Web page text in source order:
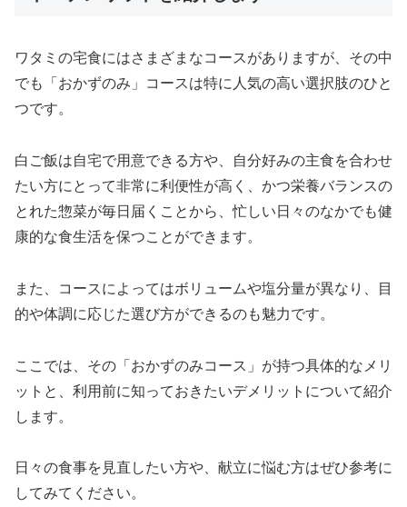
ワタミの宅食にはさまざまなコースがありますが、その中
でも「おかずのみ」コースは特に人気の高い選択肢のひと
つです。
白ご飯は自宅で用意できる方や、自分好みの主食を合わせ
たい方にとって非常に利便性が高く、かつ栄養バランスの
とれた惣菜が毎日届くことから、忙しい日々のなかでも健
康的な食生活を保つことができます。
また、コースによってはボリュームや塩分量が異なり、目
的や体調に応じた選び方ができるのも魅力です。
ここでは、その「おかずのみコース」が持つ具体的なメリ
ットと、利用前に知っておきたいデメリットについて紹介
します。
日々の食事を見直したい方や、献立に悩む方はぜひ参考に
してみてください。